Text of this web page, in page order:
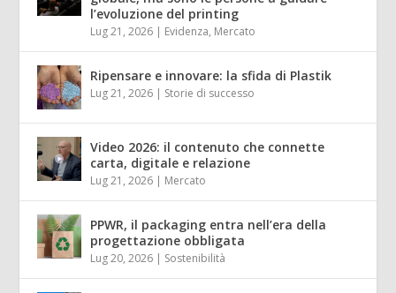
l’evoluzione del printing
Lug 21, 2026 | Evidenza, Mercato
Ripensare e innovare: la sfida di Plastik
Lug 21, 2026 | Storie di successo
Video 2026: il contenuto che connette
carta, digitale e relazione
Lug 21, 2026 | Mercato
PPWR, il packaging entra nell’era della
progettazione obbligata
Lug 20, 2026 | Sostenibilità